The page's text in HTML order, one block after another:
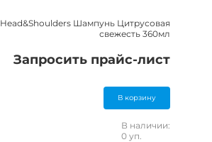
Head&Shoulders Шампунь Цитрусовая
свежесть 360мл
Запросить прайс-лист
В корзину
В наличии:
0 уп.